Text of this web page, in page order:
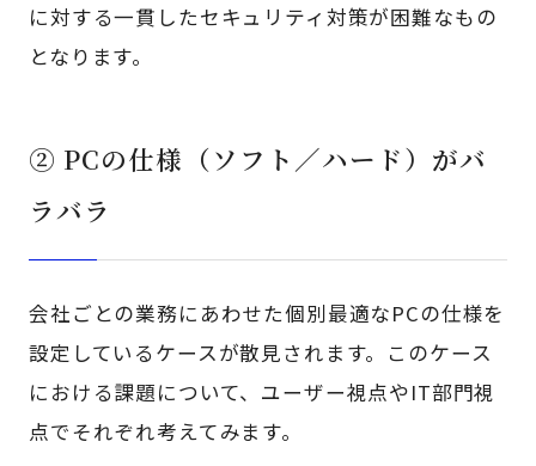
に対する一貫したセキュリティ対策が困難なもの
となります。
② PCの仕様（ソフト／ハード）がバ
ラバラ
会社ごとの業務にあわせた個別最適なPCの仕様を
設定しているケースが散見されます。このケース
における課題について、ユーザー視点やIT部門視
点でそれぞれ考えてみます。